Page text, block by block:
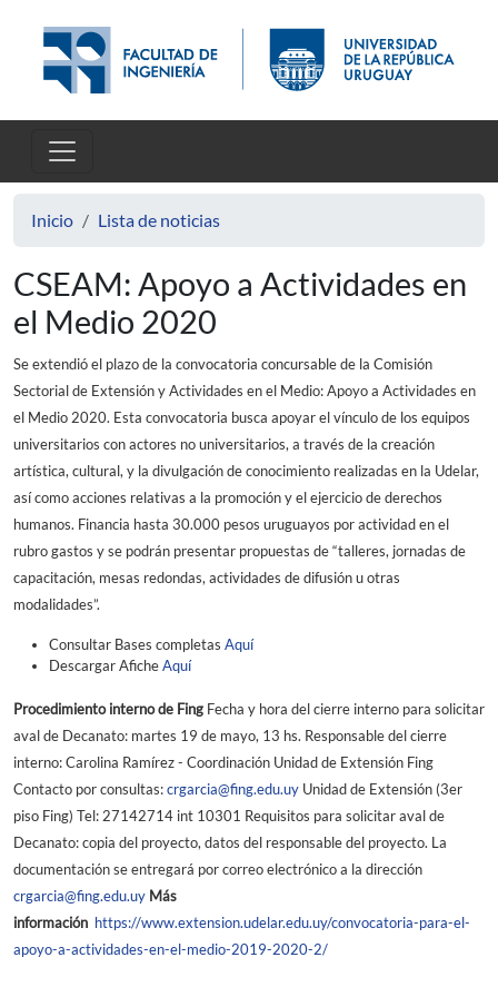
Inicio Lista de noticias
CSEAM: Apoyo a Actividades en
el Medio 2020
Se extendió el plazo de la convocatoria concursable de la Comisión
Sectorial de Extensión y Actividades en el Medio: Apoyo a Actividades en
el Medio 2020. Esta convocatoria busca apoyar el vínculo de los equipos
universitarios con actores no universitarios, a través de la creación
artística, cultural, y la divulgación de conocimiento realizadas en la Udelar,
así como acciones relativas a la promoción y el ejercicio de derechos
humanos. Financia hasta 30.000 pesos uruguayos por actividad en el
rubro gastos y se podrán presentar propuestas de “talleres, jornadas de
capacitación, mesas redondas, actividades de difusión u otras
modalidades”.
Consultar Bases completas Aquí
Descargar AficheAquí
Procedimiento interno de Fing Fecha y hora del cierre interno para solicitar
aval de Decanato: martes 19 de mayo, 13 hs. Responsable del cierre
interno: Carolina Ramírez - Coordinación Unidad de Extensión Fing
Contacto por consultas:crgarcia@fing.edu.uy Unidad de Extensión (3er
piso Fing) Tel: 27142714 int 10301 Requisitos para solicitar aval de
Decanato: copia del proyecto, datos del responsable del proyecto. La
documentación se entregará por correo electrónico a la dirección
crgarcia@fing.edu.uy Más
información https://www.extension.udelar.edu.uy/convocatoria-para-el-
apoyo-a-actividades-en-el-medio-2019-2020-2/